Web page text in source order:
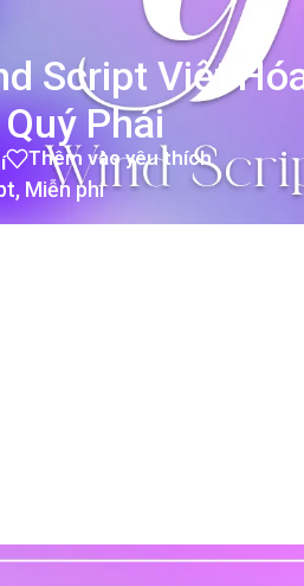
Script Việt
Phái
Thêm vào yêu thích
, Miễn phí